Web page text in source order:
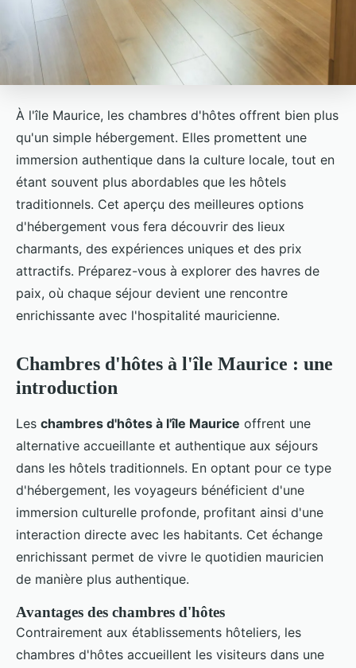
À l'île Maurice, les chambres d'hôtes offrent bien plus
qu'un simple hébergement. Elles promettent une
immersion authentique dans la culture locale, tout en
étant souvent plus abordables que les hôtels
traditionnels. Cet aperçu des meilleures options
d'hébergement vous fera découvrir des lieux
charmants, des expériences uniques et des prix
attractifs. Préparez-vous à explorer des havres de
paix, où chaque séjour devient une rencontre
enrichissante avec l'hospitalité mauricienne.
Chambres d'hôtes à l'île Maurice : une
introduction
Les chambres d'hôtes à l'île Maurice offrent une
alternative accueillante et authentique aux séjours
dans les hôtels traditionnels. En optant pour ce type
d'hébergement, les voyageurs bénéficient d'une
immersion culturelle profonde, profitant ainsi d'une
interaction directe avec les habitants. Cet échange
enrichissant permet de vivre le quotidien mauricien
de manière plus authentique.
Avantages des chambres d'hôtes
Contrairement aux établissements hôteliers, les
chambres d'hôtes accueillent les visiteurs dans une